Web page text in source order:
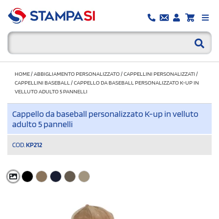
HOME/ABBIGLIAMENTO PERSONALIZZATO/CAPPELLINI PERSONALIZZATI /
CAPPELLINI BASEBALL /CAPPELLO DA BASEBALL PERSONALIZZATO K-UP IN
VELLUTO ADULTO 5 PANNELLI
Cappello da baseball personalizzato K-up in velluto
adulto 5 pannelli
COD. KP212